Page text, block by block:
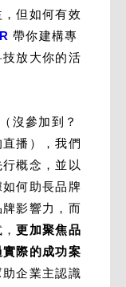
但如何有效
帶你建構專
放大你的活
沒參加到？
播），我們
概念，並以
何助長品牌
影響力，而
，更加聚焦品
實際的成功案
助企業主認識